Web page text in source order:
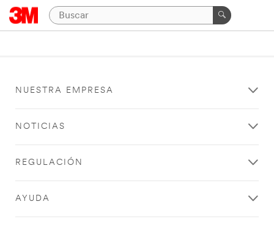
NUESTRA EMPRESA
NOTICIAS
REGULACIÓN
AYUDA